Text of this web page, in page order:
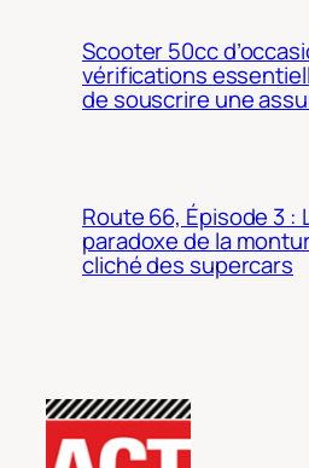
Scooter 50cc
vérifications
de souscrire une
Route 66, Épisode 3 :
paradoxe de la
cliché des supercars